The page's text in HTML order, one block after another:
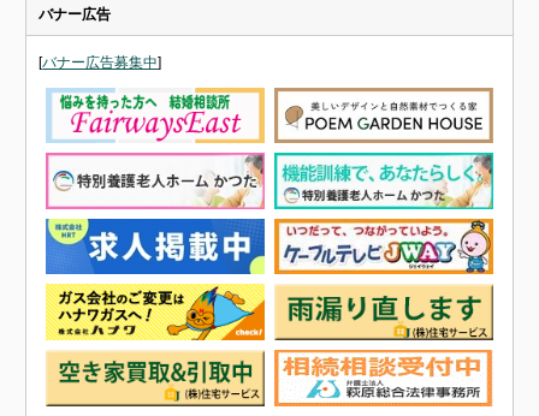
バナー広告
[バナー広告募集中]